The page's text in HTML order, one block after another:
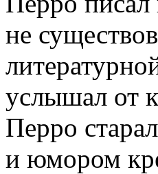
не
услышал от
Перро
и юмором